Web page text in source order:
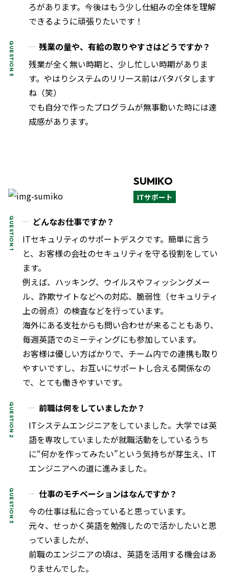
ろがあります。今後はもう少し仕組みの全体を理解
できるように頑張りたいです！
残業の量や、有給の取りやすさはどうですか？
残業が全く無い時期と、少し忙しい時期がありま
す。やはりシステムのリリース前はバタバタします
ね（笑）
でも自分で作ったプログラムが無事動いた時には達
成感があります。
SUMIKO
ITサポート
どんなお仕事ですか？
ITセキュリティのサポートデスクです。簡単に言う
と、お客様の会社のセキュリティを守る役割をしてい
ます。
例えば、ハッキング、ウイルスやフィッシングメー
ル、詐欺サイトなどへの対応、脆弱性（セキュリティ
上の弱点）の検査などを行っています。
海外にある支社からも問い合わせが来ることもあり、
毎週英語でのミーティングにも参加しています。
お客様は優しい方ばかりで、チーム内での連携も取り
やすいですし、お互いにサポートし合える関係なの
で、とても働きやすいです。
前職は何をしていましたか？
ITシステムエンジニアをしていました。大学では英
語を専攻していましたが就職活動をしているうち
に“何かを作ってみたい”という気持ちが芽生え、IT
エンジニアへの道に進みました。
仕事のモチベーションはなんですか？
今の仕事は私に合っていると思っています。
元々、せっかく英語を勉強したので活かしたいと思
っていましたが、
前職のエンジニアの頃は、英語を活用する機会はあ
りませんでした。